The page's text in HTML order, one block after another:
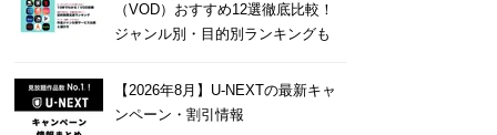
（VOD）おすすめ12選徹底比較！
ジャンル別・目的別ランキングも
【2026年8月】U-NEXTの最新キャ
ンペーン・割引情報